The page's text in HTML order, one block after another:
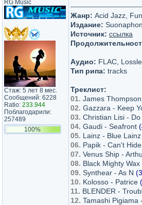
RG Music
Стаж: 5 лет 8 мес.
Сообщений: 6228
Ratio: 233.944
Поблагодарили:
257489
100%
Жанр: Acid Jazz,
Издание:
Источник: ссылка
Аудио: FLAC,
Тип рипа: tracks
Треклист:
01. James
02. Gazzara - Keep
03. Christian Lisi -
04. Gaudi - Seafront
05. Lainz - Blue Lainz
06. Papik - Can't
07. Venus Ship -
08. Black Mighty
09. Synthear - As N
10. Kolosso - Patrice
11. BLENDER -
12. Tamashi Pigiama